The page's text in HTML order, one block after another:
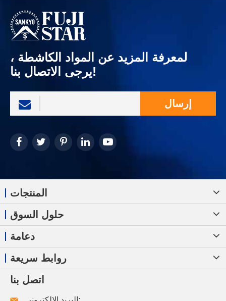
لمعرفة المزيد عن المواد الكاشطة ،
يرجى الاتصال بنا!
إرسال
المنتجات
حلول السوق
دعامة
روابط سريعة
اتصل بنا